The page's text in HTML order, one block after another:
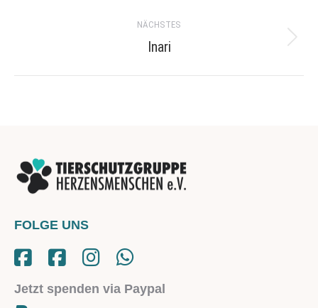
NÄCHSTES
Next
Inari
FOLGE UNS
Jetzt spenden via Paypal